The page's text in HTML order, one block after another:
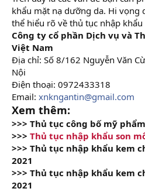
khẩu mặt nạ dưỡng da. Hi vọng
thể hiểu rõ về thủ tục nhập
Công ty cổ phần Dịch vụ và
Việt Nam
Địa chỉ: Số 8/162 Nguyễn Văn
Nội
Điện thoại: 0972433318
Email: xnkngantin@gmail.com
Xem thêm:
>>> Thủ tục công bố mỹ phẩm
>>> Thủ tục nhập khẩu son
>>> Thủ tục nhập khẩu kem
2021
>>> Thủ tục nhập khẩu kem
2021